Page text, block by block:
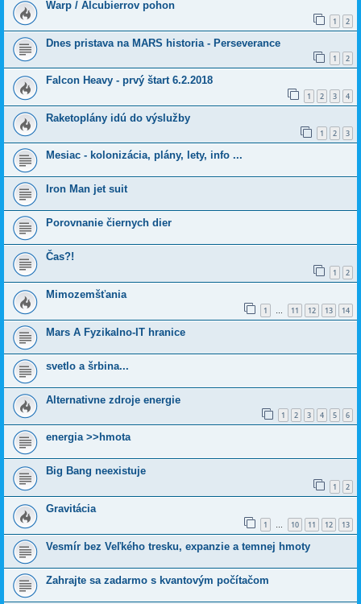
Warp / Alcubierrov pohon
1 2
Dnes pristava na MARS historia - Perseverance
1 2
Falcon Heavy - prvý štart 6.2.2018
1 2 3 4
Raketoplány idú do výslužby
1 2 3
Mesiac - kolonizácia, plány, lety, info ...
Iron Man jet suit
Porovnanie čiernych dier
Čas?!
1 2
Mimozemšťania
1 … 11 12 13 14
Mars A Fyzikalno-IT hranice
svetlo a šrbina...
Alternativne zdroje energie
1 2 3 4 5 6
energia >>hmota
Big Bang neexistuje
1 2
Gravitácia
1 … 10 11 12 13
Vesmír bez Veľkého tresku, expanzie a temnej hmoty
Zahrajte sa zadarmo s kvantovým počítačom